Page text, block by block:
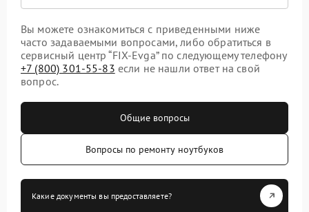
Вы можете ознакомиться с приведенными ниже
часто задаваемыми вопросами, либо обратиться в
сервисный центр “FIX-Evga” по следующему телефону
+7 (800) 301-55-83 если не нашли ответ на свой
вопрос.
Общие вопросы
Вопросы по ремонту ноутбуков
Какие документы вы предоставляете?